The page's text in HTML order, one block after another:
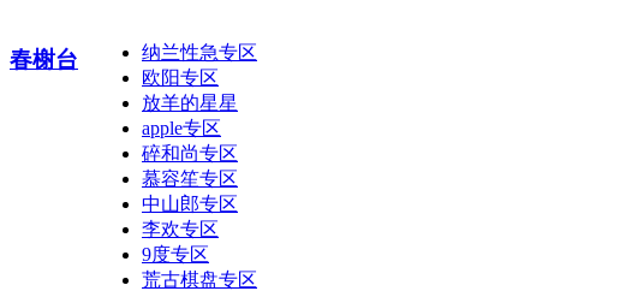
春榭台
纳兰性急专区
欧阳专区
放羊的星星
apple专区
碎和尚专区
慕容笙专区
中山郎专区
李欢专区
9度专区
荒古棋盘专区